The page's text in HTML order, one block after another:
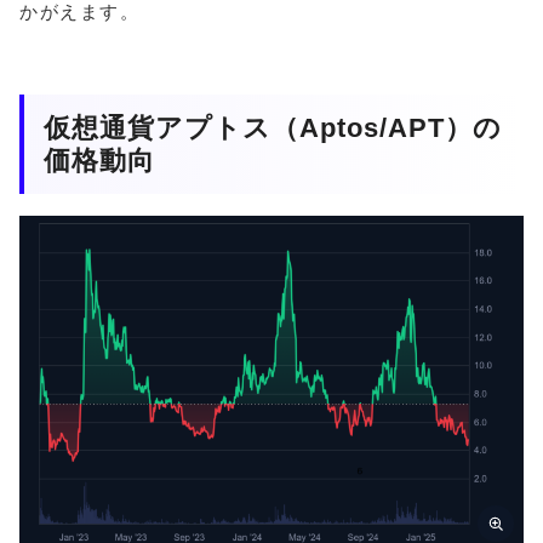
かがえます。
仮想通貨アプトス（Aptos/APT）の
価格動向